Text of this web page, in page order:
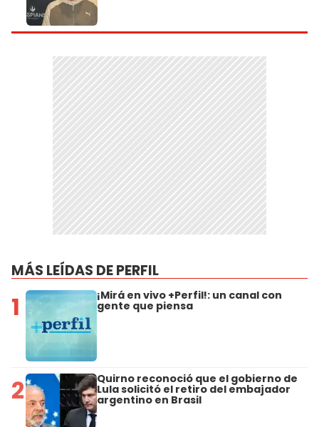
MÁS LEÍDAS DE PERFIL
1 ¡Mirá en vivo +Perfil!: un canal con
gente que piensa
2 Quirno reconoció que el gobierno de
Lula solicitó el retiro del embajador
argentino en Brasil